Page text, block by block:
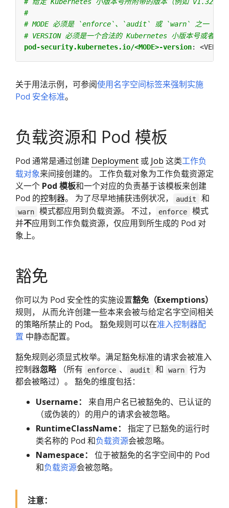
#
# MODE 必须是 `enforce`、`audit` 或 `warn` 之一
# VERSION 必须是一个合法的 Kubernetes 小版本号或者
pod-security.kubernetes.io/<MODE>-version:
关于用法示例，可参阅使用名字空间标签来强制实施
Pod 安全标准。
负载资源和 Pod 模板
Pod 通常是通过创建 Deployment 或 Job 这类工作负
载对象来间接创建的。 工作负载对象为工作负载资源定
义一个 Pod 模板和一个对应的负责基于该模板来创建
Pod 的控制器。 为了尽早地捕获违例状况， audit 和
warn 模式都应用到负载资源。 不过， enforce
模式
并不应用到工作负载资源，仅应用到所生成的 Pod 对
象上。
豁免
你可以为 Pod 安全性的实施设置豁免（Exemptions）
规则， 从而允许创建一些本来会被与给定名字空间相关
的策略所禁止的 Pod。 豁免规则可以在准入控制器配
置 中静态配置。
豁免规则必须显式枚举。满足豁免标准的请求会被准入
控制器忽略（所有 enforce 、 audit 和 warn
行为
都会被略过）。 豁免的维度包括：
Username：
来自用户名已被豁免的、已认证的
（或伪装的）的用户的请求会被忽略。
RuntimeClassName：
指定了已豁免的运行时
类名称的 Pod 和负载资源会被忽略。
Namespace：
位于被豁免的名字空间中的 Pod
和负载资源会被忽略。
注意：